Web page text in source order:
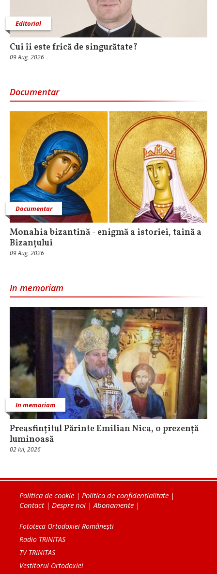
Editorial
Cui îi este frică de singurătate?
09 Aug, 2026
Documentar
Documentar
Monahia bizantină - enigmă a istoriei, taină a
Bizanțului
09 Aug, 2026
In memoriam
In memoriam
Preasfințitul Părinte Emilian Nica, o prezență
luminoasă
02 Iul, 2026
Politica de cookie | Politica de confidențialitate |
Contact| Despre noi | Abonamente |
Fototeca Ortodoxiei Românești
Radio TRINITAS
TV TRINITAS
Vestitorul Ortodoxiei